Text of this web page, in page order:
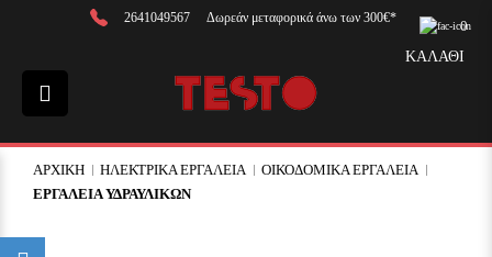
2641049567 Δωρεάν μεταφορικά άνω των 300€*
ΚΑΛΑΘΙ
0
ΑΡΧΙΚΗ ΗΛΕΚΤΡΙΚΑ ΕΡΓΑΛΕΙΑ
ΟΙΚΟΔΟΜΙΚΑ ΕΡΓΑΛΕΙΑ
ΕΡΓΑΛΕΙΑ ΥΔΡΑΥΛΙΚΩΝ